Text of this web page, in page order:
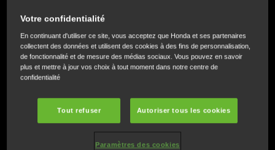
PERFORMANCES FIABLES
L’AVENTURE COMMENCE AVEC UN
Que vous ayez un petit bateau gonflable ou un bateau plus
grand, les moteurs 4 cylindres de Honda offrent le parfait
Votre confidentialité
En continuant d'utiliser ce site, vous acceptez que Honda et ses partenaires
collectent des données et utilisent des cookies à des fins de personnalisation,
de fonctionnalité et de mesure des médias sociaux. Vous pouvez en savoir
plus et mettre à jour vos choix à tout moment dans notre centre de
confidentialité
Tout refuser Autoriser tous les cookies
Paramètres des cookies